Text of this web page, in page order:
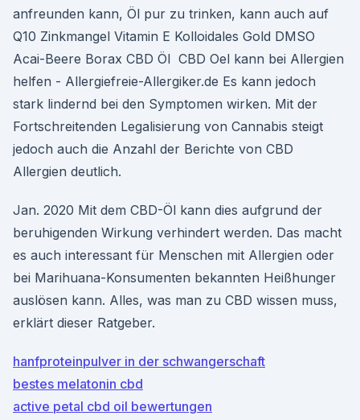
anfreunden kann, Öl pur zu trinken, kann auch auf
Q10 Zinkmangel Vitamin E Kolloidales Gold DMSO
Acai-Beere Borax CBD Öl CBD Oel kann bei Allergien
helfen - Allergiefreie-Allergiker.de Es kann jedoch
stark lindernd bei den Symptomen wirken. Mit der
Fortschreitenden Legalisierung von Cannabis steigt
jedoch auch die Anzahl der Berichte von CBD
Allergien deutlich.
Jan. 2020 Mit dem CBD-Öl kann dies aufgrund der
beruhigenden Wirkung verhindert werden. Das macht
es auch interessant für Menschen mit Allergien oder
bei Marihuana-Konsumenten bekannten Heißhunger
auslösen kann. Alles, was man zu CBD wissen muss,
erklärt dieser Ratgeber.
hanfproteinpulver in der schwangerschaft
bestes melatonin cbd
active petal cbd oil bewertungen